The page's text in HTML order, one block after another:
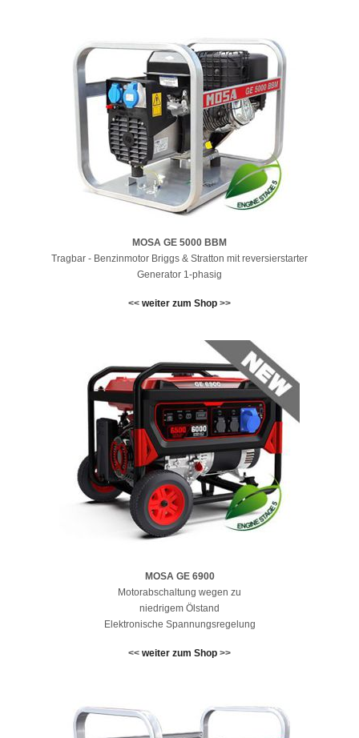
MOSA GE 5000 BBM
Tragbar - Benzinmotor Briggs & Stratton mit reversierstarter
Generator 1-phasig
<< weiter zum Shop >>
MOSA GE 6900
Motorabschaltung wegen zu
niedrigem Ölstand
Elektronische Spannungsregelung
<< weiter zum Shop >>